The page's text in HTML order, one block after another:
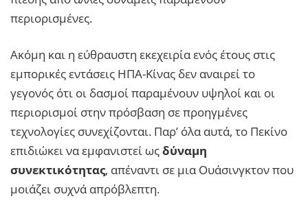
περιορισμένες.
Ακόμη και η εύθραυστη εκεχειρία ενός έτους στις
εμπορικές εντάσεις ΗΠΑ-Κίνας δεν αναιρεί το
γεγονός ότι οι δασμοί παραμένουν υψηλοί και οι
περιορισμοί στην πρόσβαση σε προηγμένες
τεχνολογίες συνεχίζονται. Παρ’ όλα αυτά, το Πεκίνο
επιδιώκει να εμφανιστεί ωςδύναμη
συνεκτικότητας, απέναντι σε μια Ουάσινγκτον που
μοιάζει συχνά απρόβλεπτη.